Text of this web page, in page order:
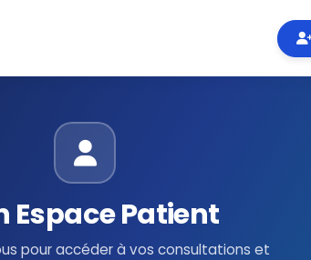
Espace Patient
pour accéder à vos consultations et